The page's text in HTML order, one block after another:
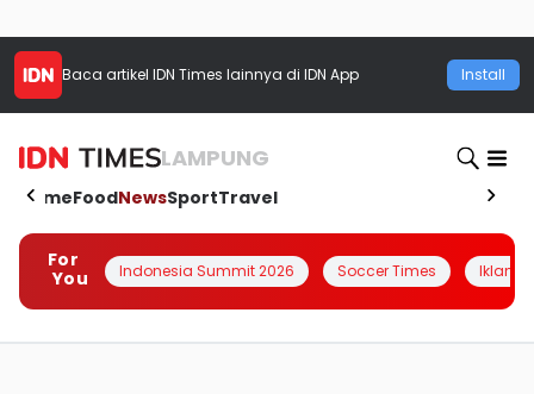
Baca artikel IDN Times lainnya di IDN App Install
LAMPUNG
HomeFoodNewsSportTravel
For
You
Indonesia Summit 2026 Soccer Times Iklanin